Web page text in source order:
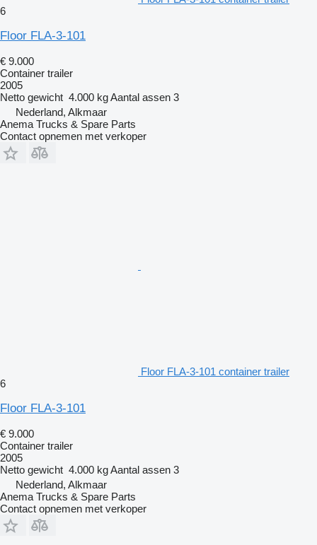
6
Floor FLA-3-101
€ 9.000
Container trailer
2005
Netto gewicht 4.000 kgAantal assen 3
Nederland, Alkmaar
Anema Trucks & Spare Parts
Contact opnemen met verkoper
Floor FLA-3-101 container trailer
6
Floor FLA-3-101
€ 9.000
Container trailer
2005
Netto gewicht 4.000 kgAantal assen 3
Nederland, Alkmaar
Anema Trucks & Spare Parts
Contact opnemen met verkoper